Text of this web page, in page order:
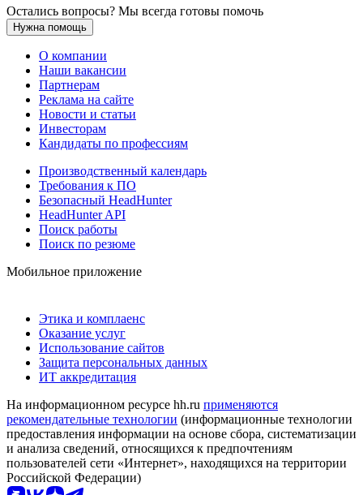
Остались вопросы? Мы всегда готовы помочь
Нужна помощь
О компании
Наши вакансии
Партнерам
Реклама на сайте
Новости и статьи
Инвесторам
Кандидаты по профессиям
Производственный календарь
Требования к ПО
Безопасный HeadHunter
HeadHunter API
Поиск работы
Поиск по резюме
Мобильное приложение
Этика и комплаенс
Оказание услуг
Использование сайтов
Защита персональных данных
ИТ аккредитация
На информационном ресурсе hh.ru применяются
рекомендательные технологии (информационные технологии
предоставления информации на основе сбора, систематизации
и анализа сведений, относящихся к предпочтениям
пользователей сети «Интернет», находящихся на территории
Российской Федерации)